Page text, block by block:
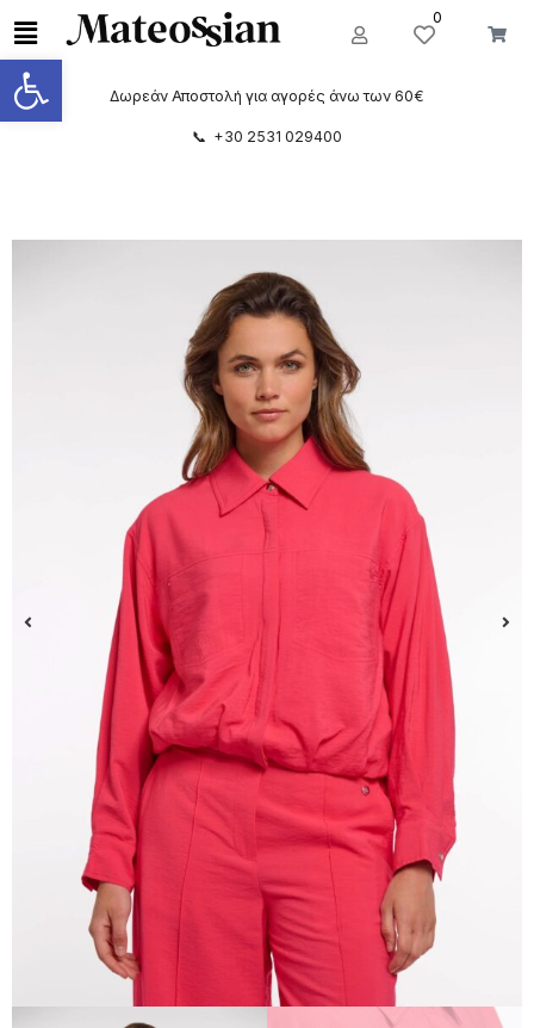
Ανοίξτε τη γραμμή εργαλείων
0
Δωρεάν Αποστολή για αγορές άνω των 60€
📞 +30 2531 029400